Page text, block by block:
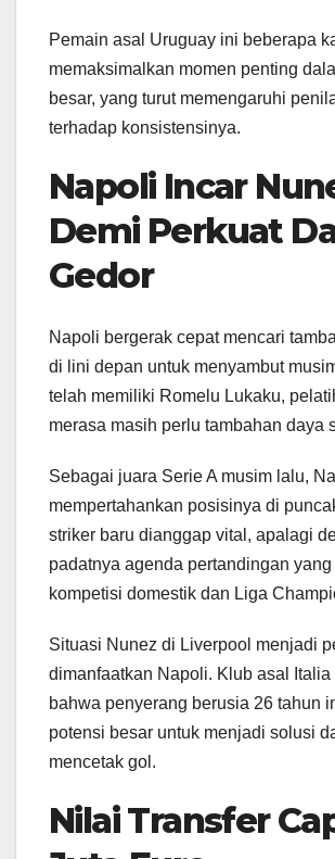
Pemain asal Uruguay ini beberapa
memaksimalkan momen penting
besar, yang turut memengaruhi
terhadap konsistensinya.
Napoli Incar
Demi Perkuat
Gedor
Napoli bergerak cepat mencari
di lini depan untuk menyambut
telah memiliki Romelu Lukaku,
merasa masih perlu tambahan daya
Sebagai juara Serie A musim lalu,
mempertahankan posisinya di
striker baru dianggap vital, apalagi
padatnya agenda pertandingan
kompetisi domestik dan Liga
Situasi Nunez di Liverpool menjadi
dimanfaatkan Napoli. Klub asal Italia
bahwa penyerang berusia 26 tahun
potensi besar untuk menjadi solusi
mencetak gol.
Nilai Transfer